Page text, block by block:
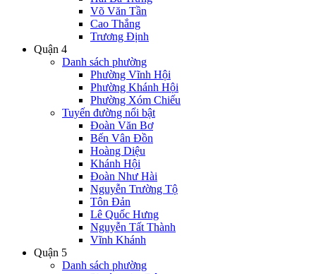
Võ Văn Tần
Cao Thắng
Trương Định
Quận 4
Danh sách phường
Phường Vĩnh Hội
Phường Khánh Hội
Phường Xóm Chiếu
Tuyến đường nổi bật
Đoàn Văn Bơ
Bến Vân Đồn
Hoàng Diệu
Khánh Hội
Đoàn Như Hài
Nguyễn Trường Tộ
Tôn Đản
Lê Quốc Hưng
Nguyễn Tất Thành
Vĩnh Khánh
Quận 5
Danh sách phường